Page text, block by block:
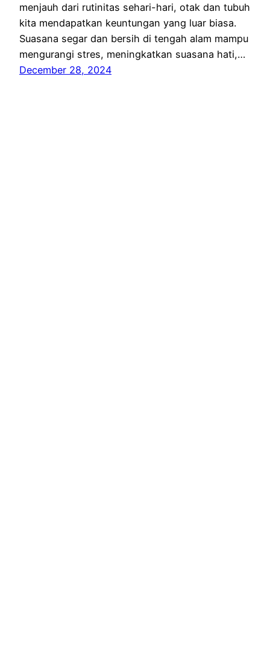
menjauh dari rutinitas sehari-hari, otak dan tubuh
kita mendapatkan keuntungan yang luar biasa.
Suasana segar dan bersih di tengah alam mampu
mengurangi stres, meningkatkan suasana hati,…
December 28, 2024